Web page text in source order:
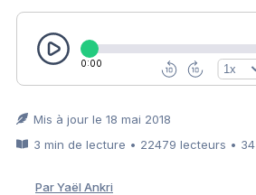
0:00
Mis à jour le 18 mai 2018
3 min de lecture • 22479 lecteurs •
Par Yaël Ankri